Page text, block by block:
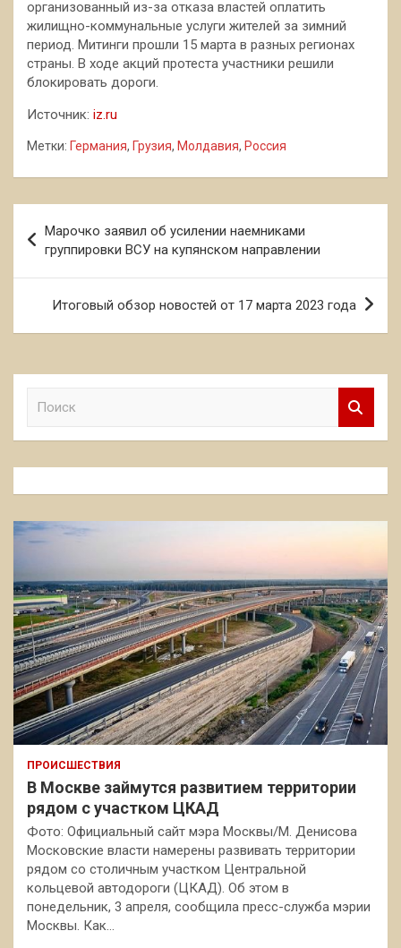
организованный из-за отказа властей оплатить
жилищно-коммунальные услуги жителей за зимний
период. Митинги прошли 15 марта в разных регионах
страны. В ходе акций протеста участники решили
блокировать дороги.
Источник: iz.ru
Метки: Германия, Грузия, Молдавия, Россия
по
записям
Марочко заявил об усилении наемниками
группировки ВСУ на купянском направлении
Итоговый обзор новостей от 17 марта 2023 года
к
ПРОИСШЕСТВИЯ
В Москве займутся развитием территории
рядом с участком ЦКАД
Фото: Официальный сайт мэра Москвы/М. Денисова
Московские власти намерены развивать территории
рядом со столичным участком Центральной
кольцевой автодороги (ЦКАД). Об этом в
понедельник, 3 апреля, сообщила пресс-служба мэрии
Москвы. Как…